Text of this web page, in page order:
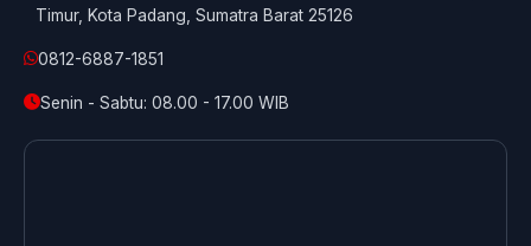
Timur, Kota Padang, Sumatra Barat 25126
0812-6887-1851
Senin - Sabtu: 08.00 - 17.00 WIB